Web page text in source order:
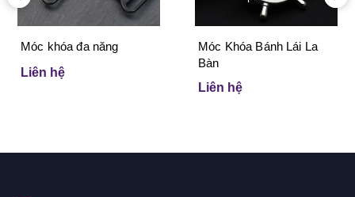
Móc khóa đa năng
Liên hệ
Móc Khóa Bánh Lái La
Bàn
Liên hệ